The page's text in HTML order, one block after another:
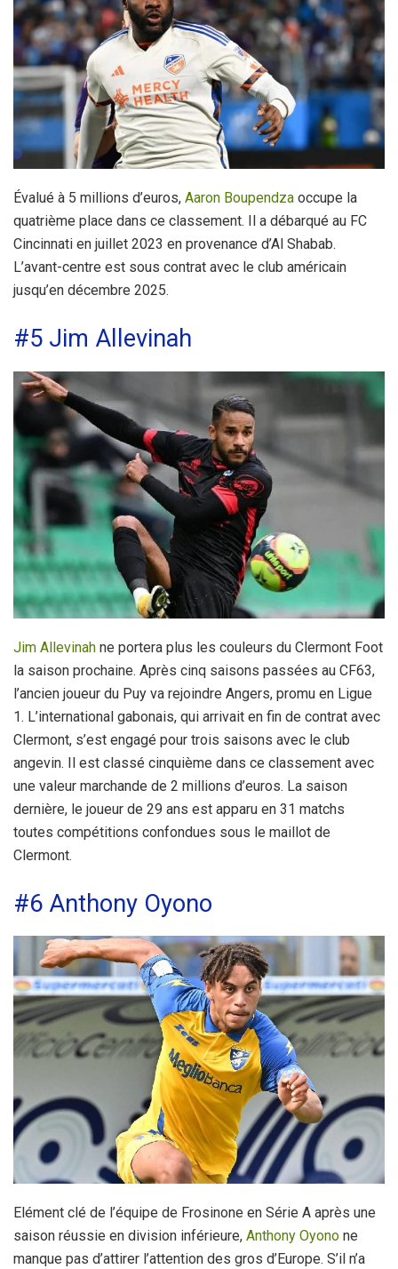
Évalué à 5 millions d’euros, Aaron Boupendza occupe la
quatrième place dans ce classement. Il a débarqué au FC
Cincinnati en juillet 2023 en provenance d’Al Shabab.
L’avant-centre est sous contrat avec le club américain
jusqu’en décembre 2025.
#5 Jim Allevinah
Jim Allevinah ne portera plus les couleurs du Clermont Foot
la saison prochaine. Après cinq saisons passées au CF63,
l’ancien joueur du Puy va rejoindre Angers, promu en Ligue
1. L’international gabonais, qui arrivait en fin de contrat avec
Clermont, s’est engagé pour trois saisons avec le club
angevin. Il est classé cinquième dans ce classement avec
une valeur marchande de 2 millions d’euros. La saison
dernière, le joueur de 29 ans est apparu en 31 matchs
toutes compétitions confondues sous le maillot de
Clermont.
#6 Anthony Oyono
Elément clé de l’équipe de Frosinone en Série A après une
saison réussie en division inférieure, Anthony Oyono ne
manque pas d’attirer l’attention des gros d’Europe. S’il n’a